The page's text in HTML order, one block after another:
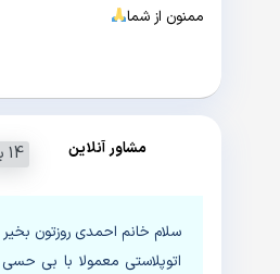
ممنون از شما
مشاور آنلاین 14 بهمن 1402 در 12:32
سلام خانم احمدی روزتون بخیر
اتوپلاستی معمولا با بی